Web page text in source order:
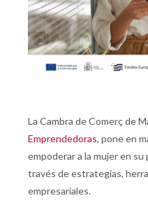
La Cambra de Comerç de
Emprendedoras, pone en
empoderar a la mujer en
través de estrategias,
empresariales.